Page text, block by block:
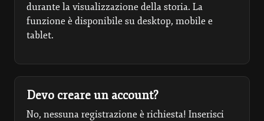
durante la visualizzazione della storia. La
funzione è disponibile su desktop, mobile e
tablet.
Devo creare un account?
No, nessuna registrazione è richiesta! Inserisci